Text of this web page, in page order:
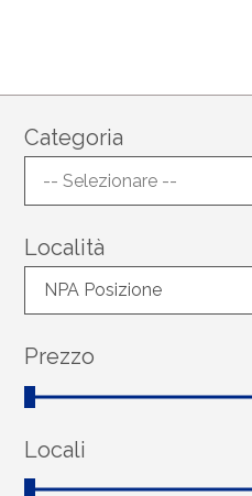
Categoria
-- Selezionare --
Località
NPA Posizione
Prezzo
Locali